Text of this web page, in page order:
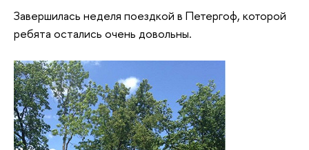
Завершилась неделя поездкой в Петергоф, которой
ребята остались очень довольны.